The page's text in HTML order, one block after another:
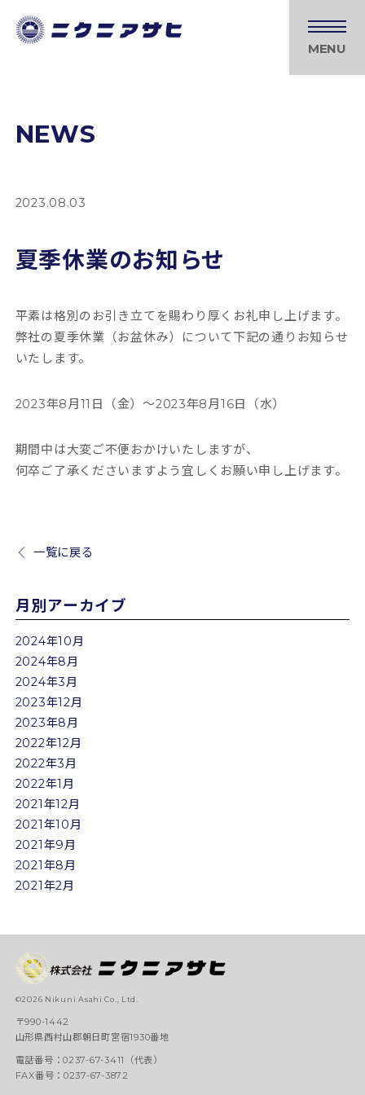
MENU
NEWS
2023.08.03
夏季休業のお知らせ
平素は格別のお引き立てを賜わり厚くお礼申し上げます。
弊社の夏季休業（お盆休み）について下記の通りお知らせ
いたします。
2023年8月11日（金）～2023年8月16日（水）
期間中は大変ご不便おかけいたしますが、
何卒ご了承くださいますよう宜しくお願い申し上げます。
一覧に戻る
月別アーカイブ
2024年10月
2024年8月
2024年3月
2023年12月
2023年8月
2022年12月
2022年3月
2022年1月
2021年12月
2021年10月
2021年9月
2021年8月
2021年2月
©2026 Nikuni Asahi Co., Ltd.
〒990-1442
山形県西村山郡朝日町宮宿1930番地
電話番号：0237-67-3411（代表）
FAX番号：0237-67-3872